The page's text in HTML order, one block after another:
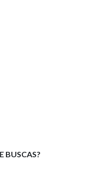
política de
imaxe:
BUSCAS?